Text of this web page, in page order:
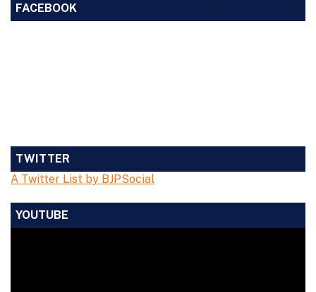
FACEBOOK
TWITTER
A Twitter List by BJPSocial
YOUTUBE